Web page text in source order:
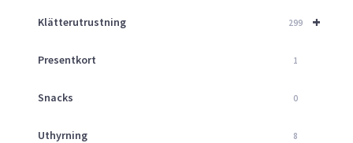
+
Klätterutrustning 299
Presentkort 1
Snacks 0
Uthyrning 8